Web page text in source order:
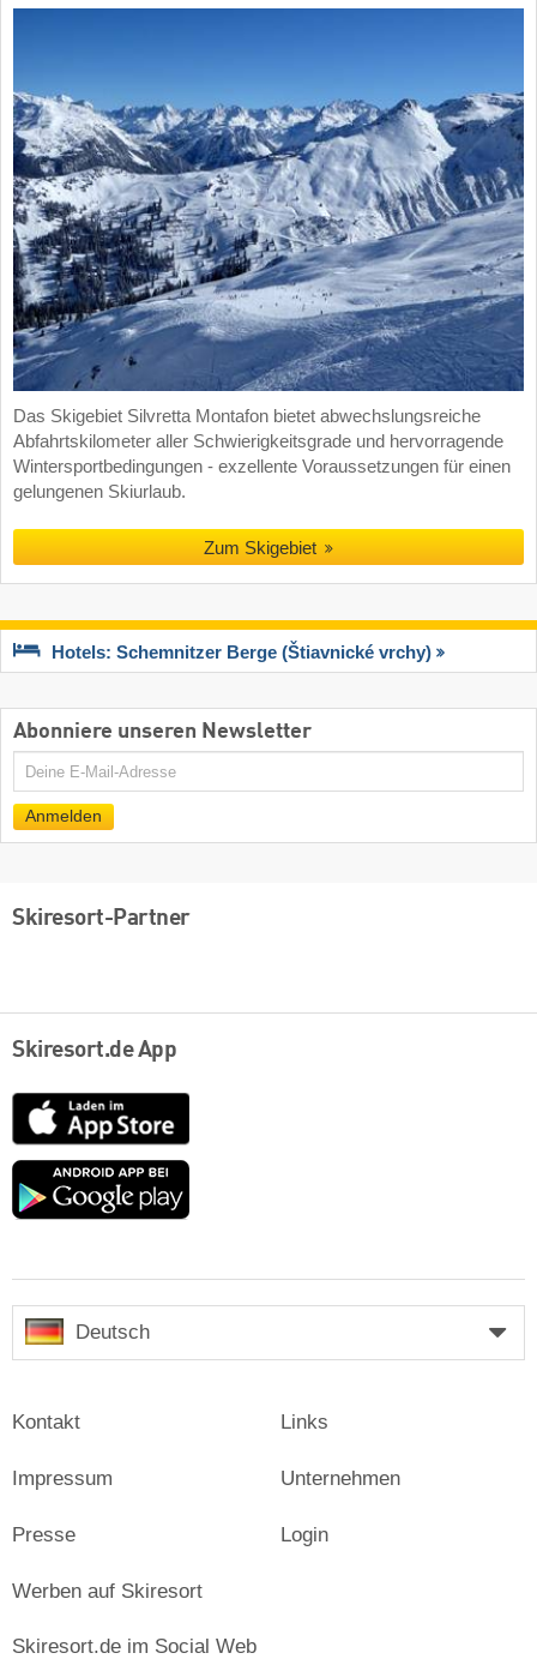
Das Skigebiet Silvretta Montafon bietet abwechslungsreiche
Abfahrtskilometer aller Schwierigkeitsgrade und hervorragende
Wintersportbedingungen - exzellente Voraussetzungen für einen
gelungenen Skiurlaub.
Zum Skigebiet
Hotels: Schemnitzer Berge (Štiavnické vrchy)
Abonniere unseren Newsletter
E-
Anmelden
Skiresort-Partner
Skiresort.de App
App
Store
Google
Deutsch
Kontakt
Impressum
Presse
Links
Unternehmen
Login
Werben auf Skiresort
Skiresort.de im Social Web